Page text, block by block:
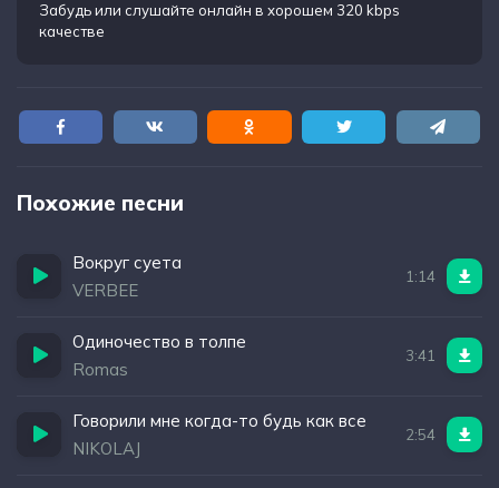
Забудьили слушайте онлайн в хорошем 320 kbps
качестве
Похожие песни
Вокруг суета
VERBEE
1:14
Одиночество в толпе
Romas
3:41
Говорили мне когда-то будь как все
NIKOLAJ
2:54